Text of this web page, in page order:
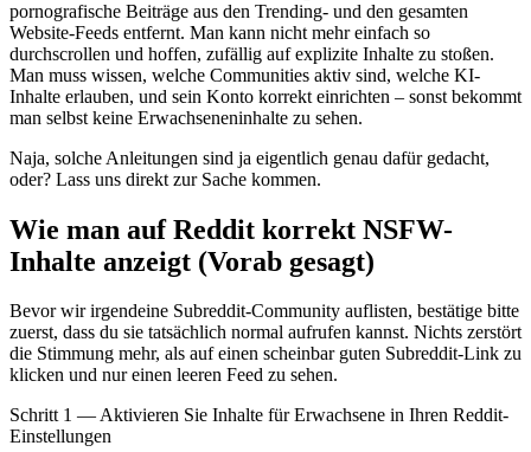
pornografische Beiträge aus den Trending- und den gesamten
Website-Feeds entfernt. Man kann nicht mehr einfach so
durchscrollen und hoffen, zufällig auf explizite Inhalte zu stoßen.
Man muss wissen, welche Communities aktiv sind, welche KI-
Inhalte erlauben, und sein Konto korrekt einrichten – sonst bekommt
man selbst keine Erwachseneninhalte zu sehen.
Naja, solche Anleitungen sind ja eigentlich genau dafür gedacht,
oder? Lass uns direkt zur Sache kommen.
Wie man auf Reddit korrekt NSFW-
Inhalte anzeigt (Vorab gesagt)
Bevor wir irgendeine Subreddit-Community auflisten, bestätige bitte
zuerst, dass du sie tatsächlich normal aufrufen kannst. Nichts zerstört
die Stimmung mehr, als auf einen scheinbar guten Subreddit-Link zu
klicken und nur einen leeren Feed zu sehen.
Schritt 1 — Aktivieren Sie Inhalte für Erwachsene in Ihren Reddit-
Einstellungen